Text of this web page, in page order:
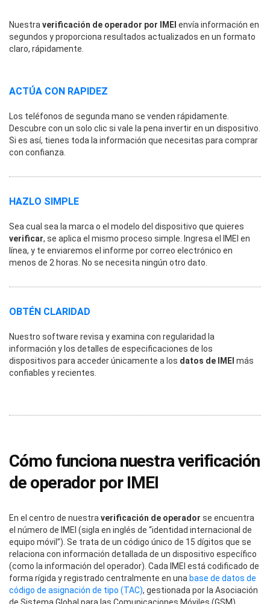
Nuestra verificación de operador por IMEI envía información en
segundos y proporciona resultados actualizados en un formato
claro, rápidamente.
ACTÚA CON RAPIDEZ
Los teléfonos de segunda mano se venden rápidamente.
Descubre con un solo clic si vale la pena invertir en un dispositivo.
Si es así, tienes toda la información que necesitas para comprar
con confianza.
HAZLO SIMPLE
Sea cual sea la marca o el modelo del dispositivo que quieres
verificar, se aplica el mismo proceso simple. Ingresa el IMEI en
línea, y te enviaremos el informe por correo electrónico en
menos de 2 horas. No se necesita ningún otro dato.
OBTÉN CLARIDAD
Nuestro software revisa y examina con regularidad la
información y los detalles de especificaciones de los
dispositivos para acceder únicamente a los datos de IMEI más
confiables y recientes.
Cómo funciona nuestra verificación
de operador por IMEI
En el centro de nuestra verificación de operador se encuentra
el número de IMEI (sigla en inglés de “identidad internacional de
equipo móvil”). Se trata de un código único de 15 dígitos que se
relaciona con información detallada de un dispositivo específico
(como la información del operador). Cada IMEI está codificado de
forma rígida y registrado centralmente en una base de datos de
código de asignación de tipo (TAC), gestionada por la Asociación
de Sistema Global para las Comunicaciones Móviles (GSM).